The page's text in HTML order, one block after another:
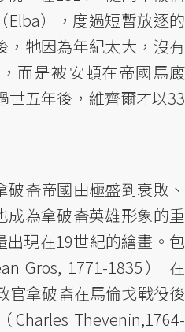
Elba），度過短暫放逐的
，牠因為年紀太大，沒有
而是被安頓在帝國馬廄
世五年後，維齊爾才以33
崙帝國由極盛到衰敗、
成為拿破崙英雄形象的重
現在19世紀的繪畫。包
Gros, 1771-1835） 在
官拿破崙在馬倫戈戰役後
Thevenin,1764-